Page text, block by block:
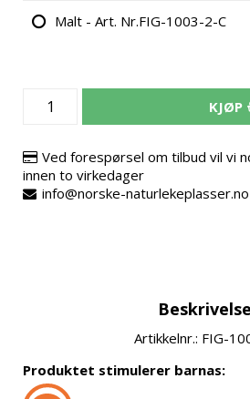
Malt - Art. Nr.FIG-1003-2-C
KJØP
Ved forespørsel om tilbud vil vi
innen to virkedager
info@norske-naturlekeplasser.no
Beskrivelse
Artikkelnr.: FIG-
Produktet stimulerer barnas: